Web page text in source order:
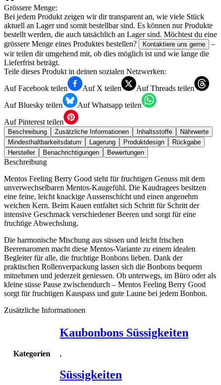
Grössere Menge:
Bei jedem Produkt zeigen wir dir transparent an, wie viele Stück
aktuell an Lager und somit bestellbar sind. Es können nur Produkte
bestellt werden, die auch tatsächlich an Lager sind. Möchtest du eine
grössere Menge eines Produktes bestellen?
Kontaktiere uns gerne
–
wir teilen dir umgehend mit, ob dies möglich ist und wie lange die
Lieferfrist beträgt.
Teile dieses Produkt in deinen sozialen Netzwerken:
Auf Facebook teilen
Auf X teilen
Auf Threads teilen
Auf Bluesky teilen
Auf Whatsapp teilen
Auf Pinterest teilen
Beschreibung Zusätzliche Informationen Inhaltsstoffe
Nährwerte
Mindesthaltbarkeitsdatum
Lagerung Produktdesign
Rückgabe
Hersteller
Benachrichtigungen Bewertungen
Beschreibung
Mentos Feeling Berry Good steht für fruchtigen Genuss mit dem
unverwechselbaren Mentos-Kaugefühl. Die Kaudragees besitzen
eine feine, leicht knackige Aussenschicht und einen angenehm
weichen Kern. Beim Kauen entfaltet sich Schritt für Schritt der
intensive Geschmack verschiedener Beeren und sorgt für eine
fruchtige Abwechslung.
Die harmonische Mischung aus süssen und leicht frischen
Beerenaromen macht diese Mentos-Variante zu einem idealen
Begleiter für alle, die fruchtige Bonbons lieben. Dank der
praktischen Rollenverpackung lassen sich die Bonbons bequem
mitnehmen und jederzeit geniessen. Ob unterwegs, im Büro oder als
kleine süsse Pause zwischendurch – Mentos Feeling Berry Good
sorgt für fruchtigen Kauspass und gute Laune bei jedem Bonbon.
Zusätzliche Informationen
Kategorien
Kaubonbons Süssigkeiten
,
Süssigkeiten